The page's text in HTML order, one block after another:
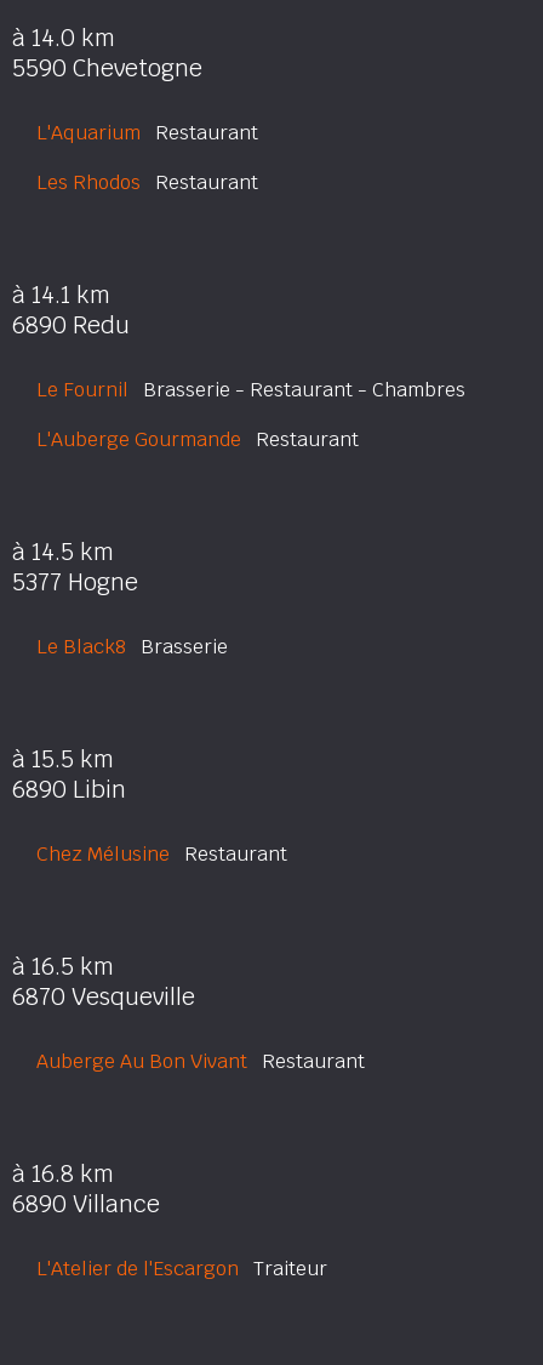
à 14.0 km
5590 Chevetogne
L'Aquarium Restaurant
Les Rhodos Restaurant
à 14.1 km
6890 Redu
Le Fournil Brasserie - Restaurant - Chambres
L'Auberge Gourmande Restaurant
à 14.5 km
5377 Hogne
Le Black8 Brasserie
à 15.5 km
6890 Libin
Chez Mélusine Restaurant
à 16.5 km
6870 Vesqueville
Auberge Au Bon Vivant Restaurant
à 16.8 km
6890 Villance
L'Atelier de l'Escargon Traiteur